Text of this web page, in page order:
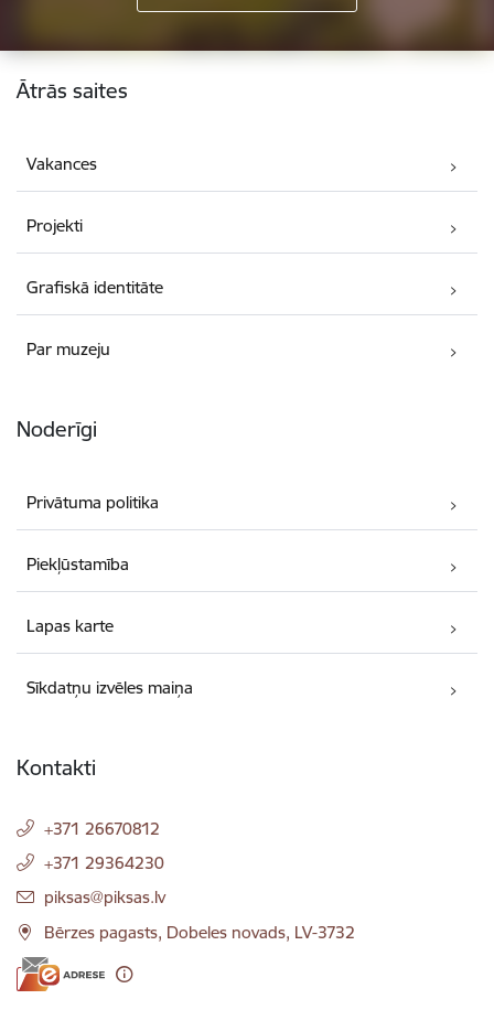
Kājene
Ātrās saites
Vakances
Projekti
Grafiskā identitāte
Par muzeju
Noderīgi
Privātuma politika
Piekļūstamība
Lapas karte
Sīkdatņu izvēles maiņa
Kontakti
+371 26670812
+371 29364230
E-pasts:
piksas@piksas.lv
Bērzes pagasts, Dobeles novads, LV-3732